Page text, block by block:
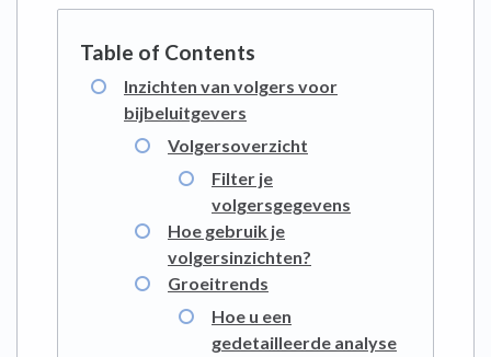
Inzichten van volgers voor
bijbeluitgevers
Volgersoverzicht
Filter je
volgersgegevens
Hoe gebruik je
volgersinzichten?
Groeitrends
Hoe u een
gedetailleerde analyse